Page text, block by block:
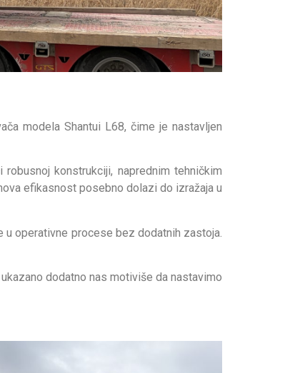
modela Shantui L68, čime je nastavljen
konstrukciji, naprednim tehničkim
efikasnost posebno dolazi do izražaja u
operativne procese bez dodatnih zastoja.
dodatno nas motiviše da nastavimo